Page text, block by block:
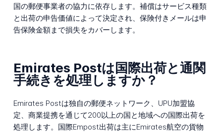
国の郵便事業者の協力に依存します。補償はサービス種類
と出荷の申告価値によって決定され、保険付きメールは申
告保険金額まで損失をカバーします。
Emirates Postは国際出荷と通関
手続きを処理しますか？
Emirates Postは独自の郵便ネットワーク、UPU加盟協
定、商業提携を通じて200以上の国と地域への国際出荷を
処理します。国際Empost出荷は主にEmirates航空の貨物